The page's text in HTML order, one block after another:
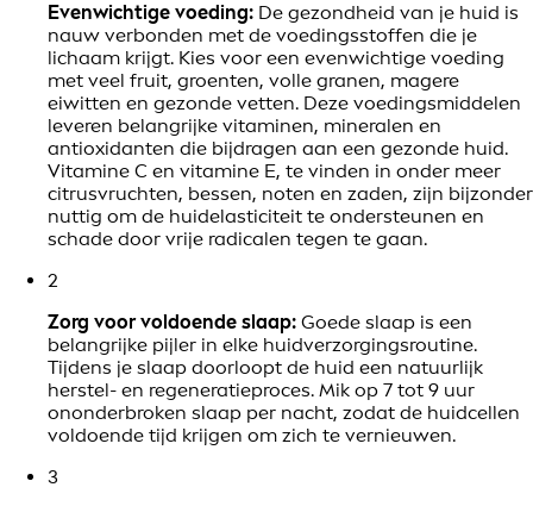
Evenwichtige voeding: De gezondheid van je huid is
nauw verbonden met de voedingsstoffen die je
lichaam krijgt. Kies voor een evenwichtige voeding
met veel fruit, groenten, volle granen, magere
eiwitten en gezonde vetten. Deze voedingsmiddelen
leveren belangrijke vitaminen, mineralen en
antioxidanten die bijdragen aan een gezonde huid.
Vitamine C en vitamine E, te vinden in onder meer
citrusvruchten, bessen, noten en zaden, zijn bijzonder
nuttig om de huidelasticiteit te ondersteunen en
schade door vrije radicalen tegen te gaan.
2
Zorg voor voldoende slaap: Goede slaap is een
belangrijke pijler in elke huidverzorgingsroutine.
Tijdens je slaap doorloopt de huid een natuurlijk
herstel- en regeneratieproces. Mik op 7 tot 9 uur
ononderbroken slaap per nacht, zodat de huidcellen
voldoende tijd krijgen om zich te vernieuwen.
3